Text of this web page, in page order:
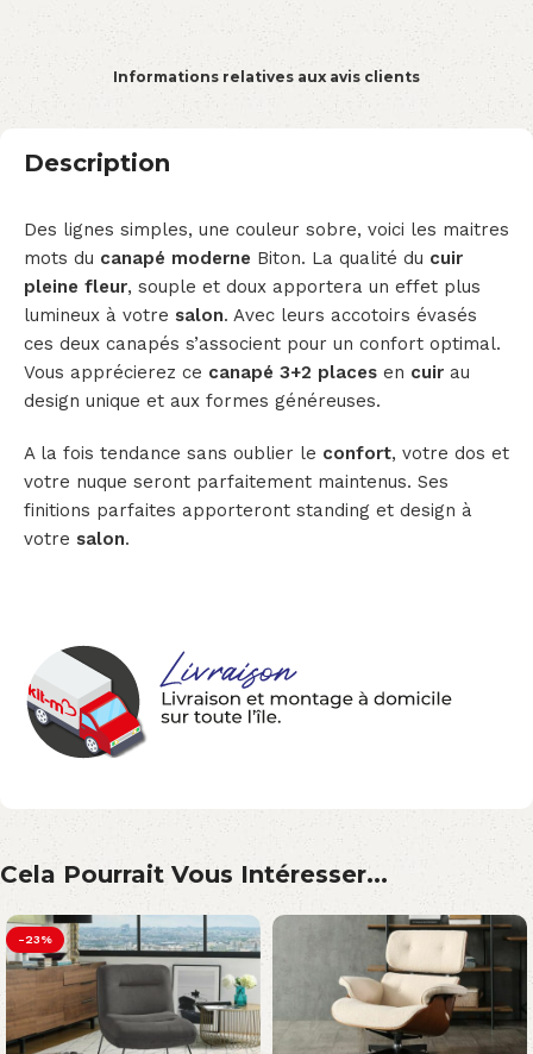
Informations relatives aux avis clients
Description
Des lignes simples, une couleur sobre, voici les maitres
mots du canapé moderne Biton. La qualité du cuir
pleine fleur, souple et doux apportera un effet plus
lumineux à votre salon. Avec leurs accotoirs évasés
ces deux canapés s’associent pour un confort optimal.
Vous apprécierez ce canapé 3+2 places en cuir au
design unique et aux formes généreuses.
A la fois tendance sans oublier le confort, votre dos et
votre nuque seront parfaitement maintenus. Ses
finitions parfaites apporteront standing et design à
votre salon.
Cela Pourrait Vous Intéresser...
-23%